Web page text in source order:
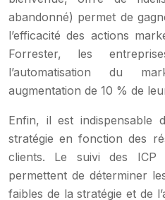
abandonné) permet de
l’efficacité des actions
Forrester, les
l’automatisation du
augmentation de 10 % de
Enfin, il est indispensable
stratégie en fonction des
clients. Le suivi des ICP
permettent de déterminer
faibles de la stratégie et de